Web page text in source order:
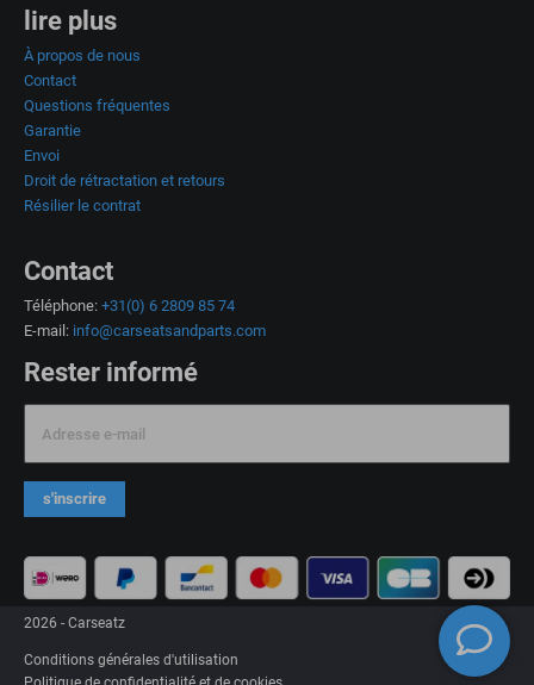
lire plus
À propos de nous
Contact
Questions fréquentes
Garantie
Envoi
Droit de rétractation et retours
Résilier le contrat
Contact
Téléphone: +31(0) 6 2809 85 74
E-mail: info@carseatsandparts.com
Rester informé
Adresse e-mail
s'inscrire
2026 - Carseatz
Conditions générales d'utilisation